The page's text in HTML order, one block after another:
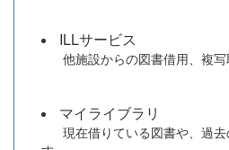
ILLサービス
他施設からの図書借用、複写
マイライブラリ
現在借りている図書や、過去